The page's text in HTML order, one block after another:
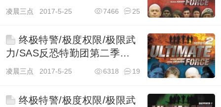
Ultimate Force
凌晨三点 2017-5-25 25
7466
终极特警/极度权限/极限武
力/SAS反恐特勤团第二季
Ultimate Force
凌晨三点 2017-5-25 19
6318
终极特警/极度权限/极限武